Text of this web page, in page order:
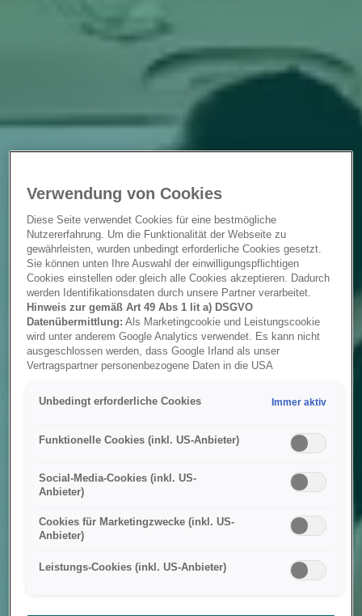
Verwendung von Cookies
Diese Seite verwendet Cookies für eine bestmögliche
Nutzererfahrung. Um die Funktionalität der Webseite zu
gewährleisten, wurden unbedingt erforderliche Cookies gesetzt.
Sie können unten Ihre Auswahl der einwilligungspflichtigen
Cookies einstellen oder gleich alle Cookies akzeptieren. Dadurch
werden Identifikationsdaten durch unsere Partner verarbeitet.
Hinweis zur gemäß Art 49 Abs 1 lit a) DSGVO
Datenübermittlung: Als Marketingcookie und Leistungscookie
wird unter anderem Google Analytics verwendet. Es kann nicht
ausgeschlossen werden, dass Google Irland als unser
Vertragspartner personenbezogene Daten in die USA
besteht kein der Europäischen Union der Sache nach
gleichwertiges Datenschutzniveau und es fehlt an einem
Hieraus können sich für Sie Risiken ergeben, weil Sie Ihre Rechte
als Betroffener in den USA nicht wirksam durchsetzen können, in
ausgeschlossen werden kann, dass aufgrund aktueller Gesetze
US-Sicherheitsbehörden einen Zugriff auf Daten erlangen können,
auf das absolut Notwendige beschränkt sind.
Sollten Sie das
Setzen von Cookies für Marketingzwecke oder
stimmen Sie damit auch gemäß Art 49 Abs 1 lit a) DSGVO
Cookies, die für Zwecke von Google Analytics gesetzt
Unbedingt erforderliche Cookies Immer aktiv
Funktionelle Cookies (inkl. US-Anbieter)
Social-Media-Cookies (inkl. US-
Anbieter)
Cookies für Marketingzwecke (inkl. US-
Anbieter)
Leistungs-Cookies (inkl. US-Anbieter)